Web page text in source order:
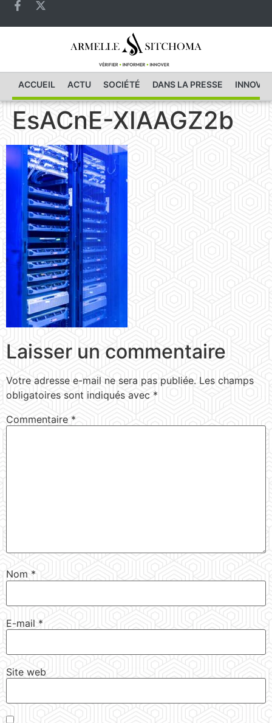
ACCUEIL ACTU SOCIÉTÉ DANS LA PRESSE
EsACnE-XIAAGZ2b
Laisser un commentaire
Votre adresse e-mail ne sera pas publiée. Les champs
obligatoires sont indiqués avec *
Commentaire *
Nom *
E-mail *
Site web